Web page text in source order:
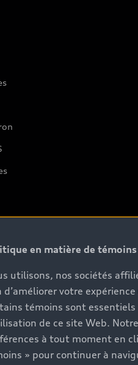
en matière de témoins
utilisons, nos sociétés
d’améliorer votre
témoins sont
de ce site Web. Notre
à tout moment en
» pour continuer à